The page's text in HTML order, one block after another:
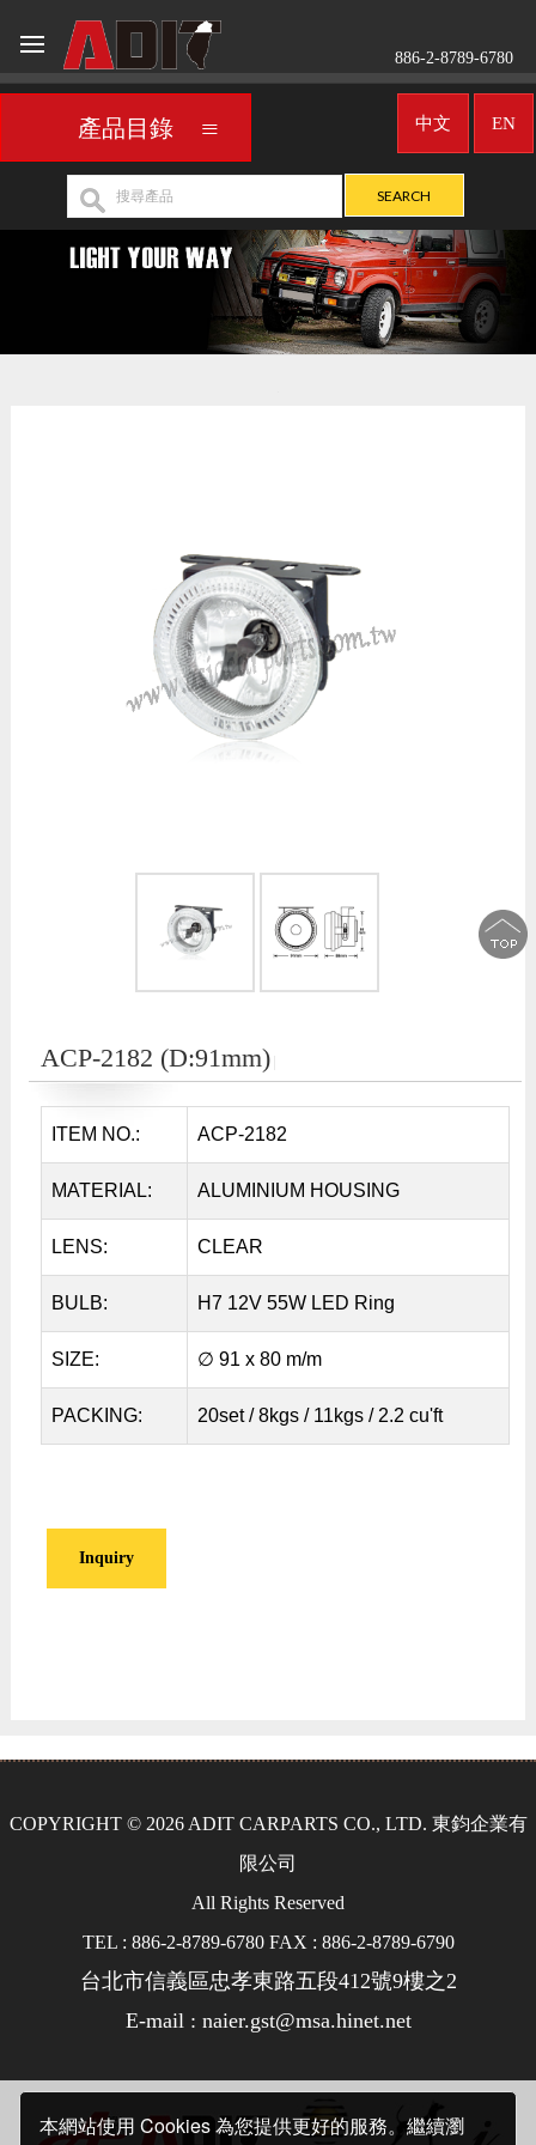
本網站使用 Cookies 為您提供更好的服務。繼續瀏
886-2-8789-6780
產品目錄 EN
中文
ACP-2182 (D:91mm)│
ITEM NO.: ACP-2182
MATERIAL: ALUMINIUM HOUSING
LENS: CLEAR
BULB: H7 12V 55W LED Ring
SIZE: ∅ 91 x 80 m/m
PACKING: 20set / 8kgs / 11kgs / 2.2 cu'ft
Inquiry
COPYRIGHT © 2026 ADIT CARPARTS CO., LTD. 東鈞企業有
限公司
All Rights Reserved
TEL : 886-2-8789-6780 FAX : 886-2-8789-6790
台北市信義區忠孝東路五段412號9樓之2
E-mail : naier.gst@msa.hinet.net